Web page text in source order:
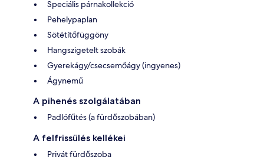
Speciális párnakollekció
Pehelypaplan
Sötétítőfüggöny
Hangszigetelt szobák
Gyerekágy/csecsemőágy (ingyenes)
Ágynemű
A pihenés szolgálatában
Padlófűtés (a fürdőszobában)
A felfrissülés kellékei
Privát fürdőszoba